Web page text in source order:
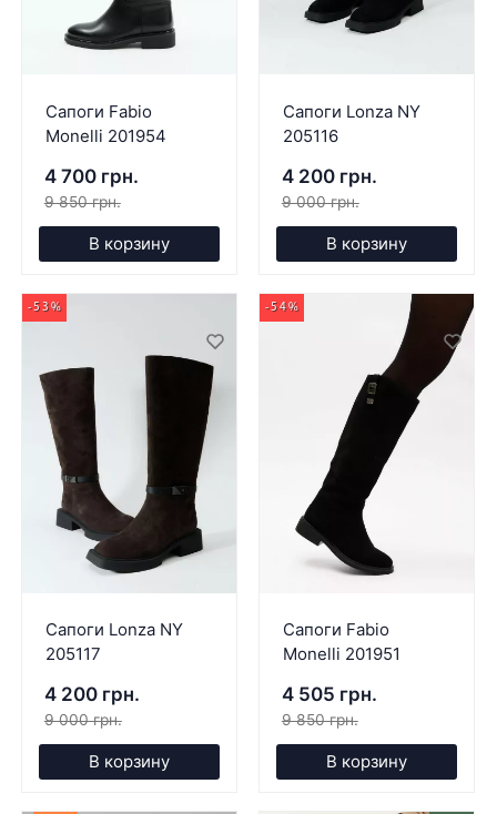
Сапоги Fabio
Monelli 201954
4 700 грн.
9 850 грн.
В корзину
Сапоги Lonza NY
205116
4 200 грн.
9 000 грн.
В корзину
-53%
Сапоги Lonza NY
205117
4 200 грн.
9 000 грн.
В корзину
-54%
Сапоги Fabio
Monelli 201951
4 505 грн.
9 850 грн.
В корзину